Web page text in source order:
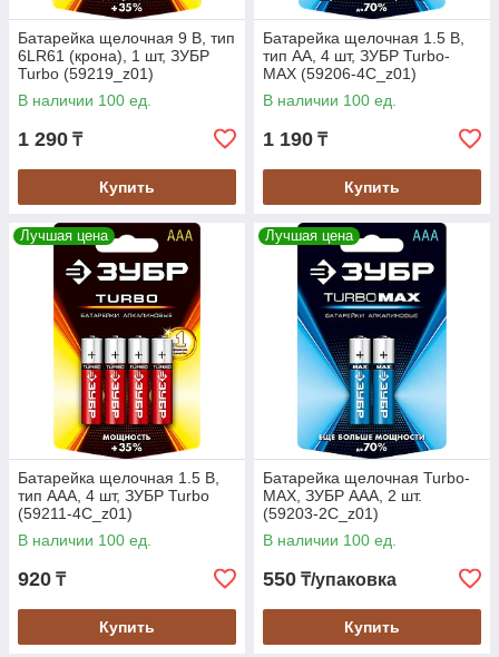
Батарейка щелочная 9 В, тип
6LR61 (крона), 1 шт, ЗУБР
Turbo (59219_z01)
В наличии 100 ед.
1 290 ₸
Купить
Батарейка щелочная 1.5 В,
тип АА, 4 шт, ЗУБР Turbo-
MAX (59206-4C_z01)
В наличии 100 ед.
1 190 ₸
Купить
Лучшая цена
Батарейка щелочная 1.5 В,
тип ААА, 4 шт, ЗУБР Turbo
(59211-4C_z01)
В наличии 100 ед.
920 ₸
Купить
Лучшая цена
Батарейка щелочная Turbo-
MAX, ЗУБР AAA, 2 шт.
(59203-2C_z01)
В наличии 100 ед.
550 ₸/упаковка
Купить